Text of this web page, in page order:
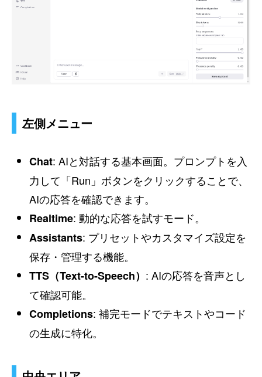
左側メニュー
Chat: AIと対話する基本画面。プロンプトを入
力して「Run」ボタンをクリックすることで、
AIの応答を確認できます。
Realtime: 動的な応答を試すモード。
Assistants: プリセットやカスタマイズ設定を
保存・管理する機能。
TTS（Text-to-Speech） : AIの応答を音声とし
て確認可能。
Completions: 補完モードでテキストやコード
の生成に特化。